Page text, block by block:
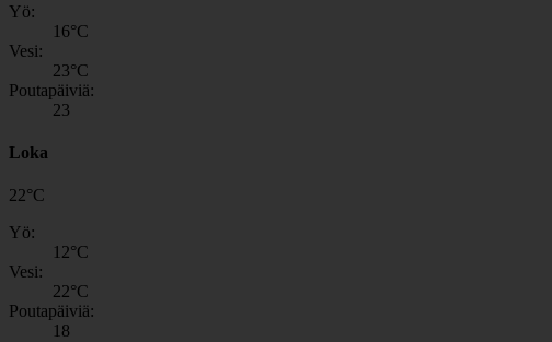
Yö:
16°C
Vesi:
23°C
Poutapäiviä:
23
Loka
22°C
Yö:
12°C
Vesi:
22°C
Poutapäiviä:
18